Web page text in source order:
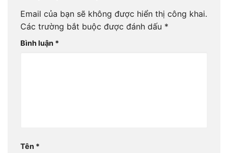
Email của bạn sẽ không được hiển thị công khai.
Các trường bắt buộc được đánh dấu *
Bình luận *
Tên *